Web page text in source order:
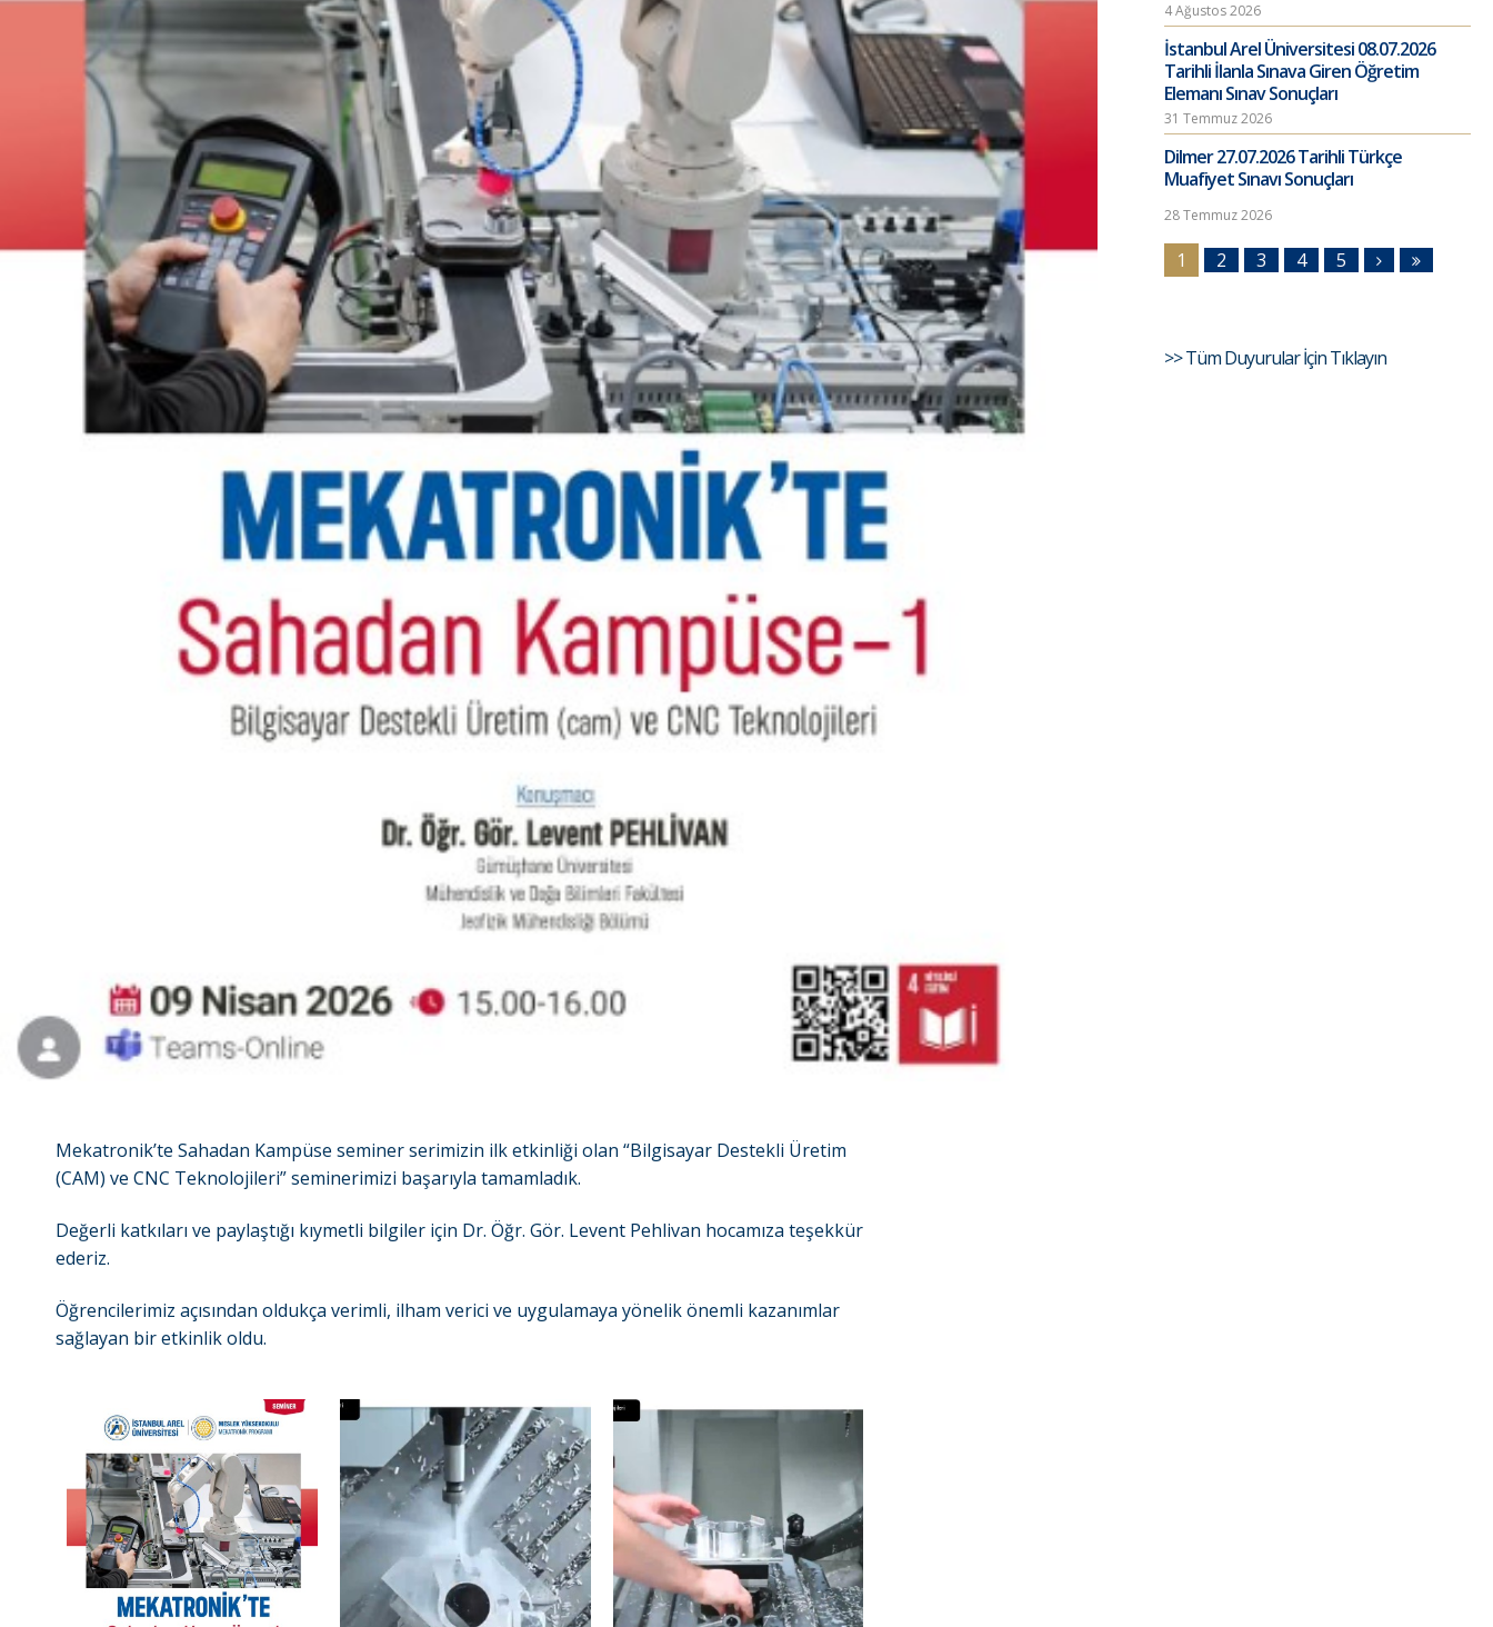
Mekatronik’te Sahadan Kampüse seminer serimizin ilk etkinliği olan “Bilgisayar Destekli Üretim
(CAM) ve CNC Teknolojileri” seminerimizi başarıyla tamamladık.
Değerli katkıları ve paylaştığı kıymetli bilgiler için Dr. Öğr. Gör. Levent Pehlivan hocamıza teşekkür
ederiz.
Öğrencilerimiz açısından oldukça verimli, ilham verici ve uygulamaya yönelik önemli kazanımlar
sağlayan bir etkinlik oldu.
4 Ağustos 2026
İstanbul Arel Üniversitesi 08.07.2026
Tarihli İlanla Sınava Giren Öğretim
Elemanı Sınav Sonuçları
31 Temmuz 2026
Dilmer 27.07.2026 Tarihli Türkçe
Muafiyet Sınavı Sonuçları
28 Temmuz 2026
1 2 3 4 5
>> Tüm Duyurular İçin Tıklayın